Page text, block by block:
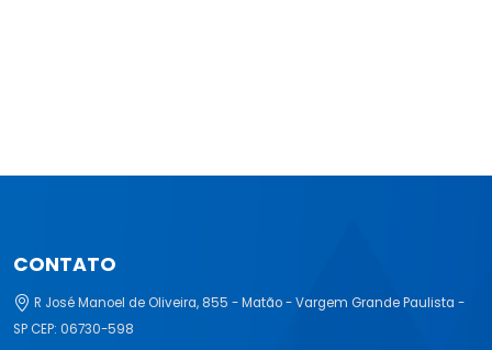
CONTATO
R José Manoel de Oliveira, 855 - Matão - Vargem Grande Paulista -
SP CEP: 06730-598